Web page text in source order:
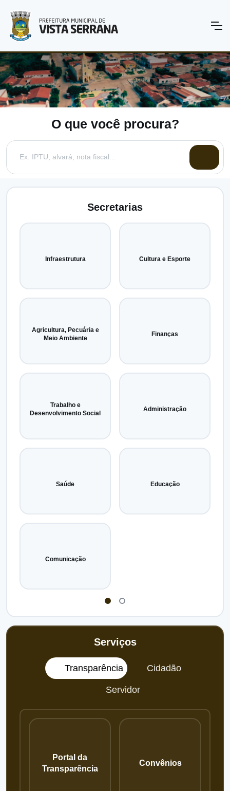
O que você procura?
Secretarias
Infraestrutura Cultura e Esporte
Agricultura, Pecuária e
Meio Ambiente
Finanças
Trabalho e
Desenvolvimento Social
Administração
Saúde Educação
Comunicação
Serviços
Transparência Cidadão
Servidor
Portal da
Transparência
Convênios